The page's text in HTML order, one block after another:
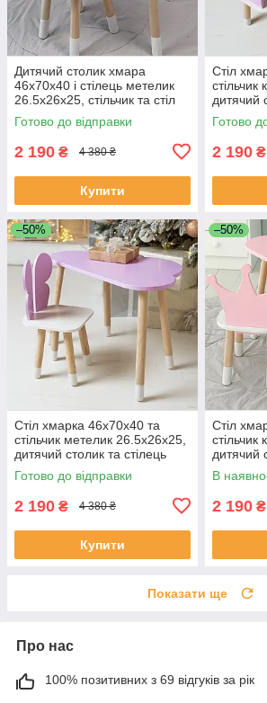
Дитячий столик хмара
46х70х40 і стілець метелик
26.5х26х25, стільчик та стіл
для навчання та творчості,
білий з рожевим
Готово до відправки
2 190 ₴ 4 380 ₴
Купити
Стіл
стільчик
дитячий
для
Готово
2 190 ₴
–50%
Стіл хмарка 46х70х40 та
стільчик метелик 26.5х26х25,
дитячий столик та стілець
для малювання/занять,
фіолетовий з білим
Готово до відправки
2 190 ₴ 4 380 ₴
Купити
–50%
Стіл
стільчик
дитячий
для ігор/
білим
В
2 190 ₴
Показати ще
Про нас
100% позитивних з 69 відгуків за рік